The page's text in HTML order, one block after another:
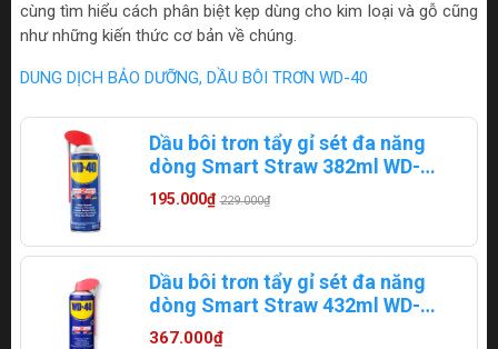
cùng tìm hiểu cách phân biệt kẹp dùng cho kim loại và gỗ cũng
như những kiến thức cơ bản về chúng.
DUNG DỊCH BẢO DƯỠNG, DẦU BÔI TRƠN WD-40
Dầu bôi trơn tẩy gỉ sét đa năng
dòng Smart Straw 382ml WD-
40 880520/88052
195.000₫ 229.000₫
Dầu bôi trơn tẩy gỉ sét đa năng
dòng Smart Straw 432ml WD-
40 880551/88055
367.000₫